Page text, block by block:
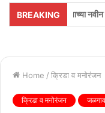
BREAKING
नवीन प्रशासकीय
Home / क्रिडा व मनोरंजन
क्रिडा व मनोरंजन जळगाव